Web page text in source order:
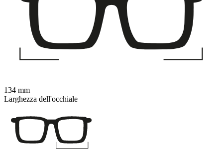
134 mm
Larghezza dell'occhiale